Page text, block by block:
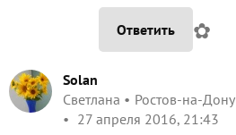
Ответить ✿
Solan
Светлана
Ростов-на-Дону
27 апреля 2016, 21:43